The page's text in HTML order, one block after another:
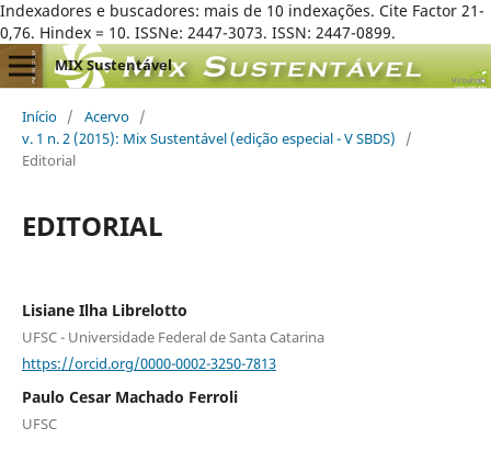
Indexadores e buscadores: mais de 10 indexações. Cite Factor 21-
0,76. Hindex = 10. ISSNe: 2447-3073. ISSN: 2447-0899.
MIX Sustentável
Início / Acervo /
v. 1 n. 2 (2015): Mix Sustentável (edição especial - V SBDS)
/
Editorial
EDITORIAL
Lisiane Ilha Librelotto
UFSC - Universidade Federal de Santa Catarina
https://orcid.org/0000-0002-3250-7813
Paulo Cesar Machado Ferroli
UFSC